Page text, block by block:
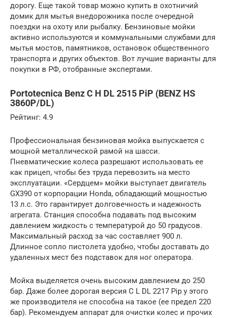
дорогу. Еще такой товар можно купить в охотничий
домик для мытья внедорожника после очередной
поездки на охоту или рыбалку. Бензиновые мойки
активно используются и коммунальными службами для
мытья мостов, памятников, остановок общественного
транспорта и других объектов. Вот лучшие варианты для
покупки в РФ, отобранные экспертами.
Portotecnica Benz C H DL 2515 PiP (BENZ HS
3860P/DL)
Рейтинг: 4.9
Профессиональная бензиновая мойка выпускается с
мощной металлической рамой на шасси.
Пневматические колеса разрешают использовать ее
как прицеп, чтобы без труда перевозить на место
эксплуатации. «Сердцем» мойки выступает двигатель
GX390 от корпорации Honda, обладающий мощностью
13 л.с. Это гарантирует долговечность и надежность
агрегата. Станция способна подавать под высоким
давлением жидкость с температурой до 50 градусов.
Максимальный расход за час составляет 900 л.
Длинное сопло пистолета удобно, чтобы доставать до
удаленных мест без подставок для ног оператора.
Мойка выделяется очень высоким давлением до 250
бар. Даже более дорогая версия C L DL 2217 Pip у этого
же производителя не способна на такое (ее предел 220
бар). Рекомендуем аппарат для очистки колес и прочих